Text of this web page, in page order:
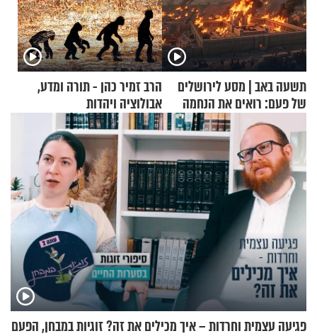
תשעה באב | מסע לירושלים
של פעם: רואים את הנחמה
הרב זמיר כהן - תורה ומדע,
אבולוציה ויהדות
פגיעה עצמית וחרדות – איך מכילים את זה? זוגיות במבחן, הפעם